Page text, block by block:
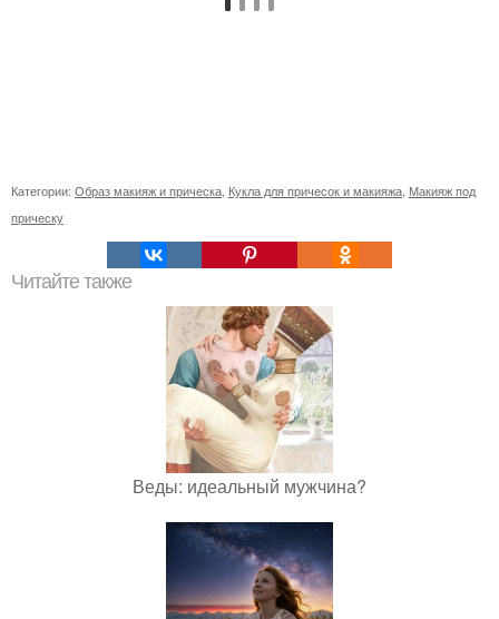
Категории: Образ макияж и прическа Кукла для причесок и макияжа Макияж под
прическу
Читайте также
Веды: идеальный мужчина?